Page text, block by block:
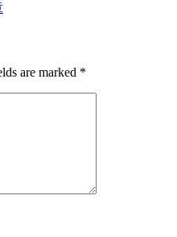
are marked *